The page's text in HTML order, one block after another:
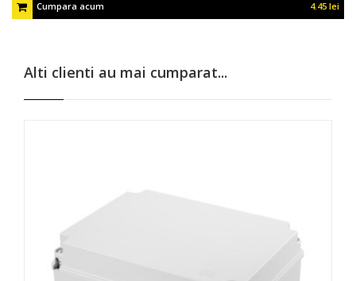
Cumpara acum
4.45 lei
Alti clienti au mai cumparat...